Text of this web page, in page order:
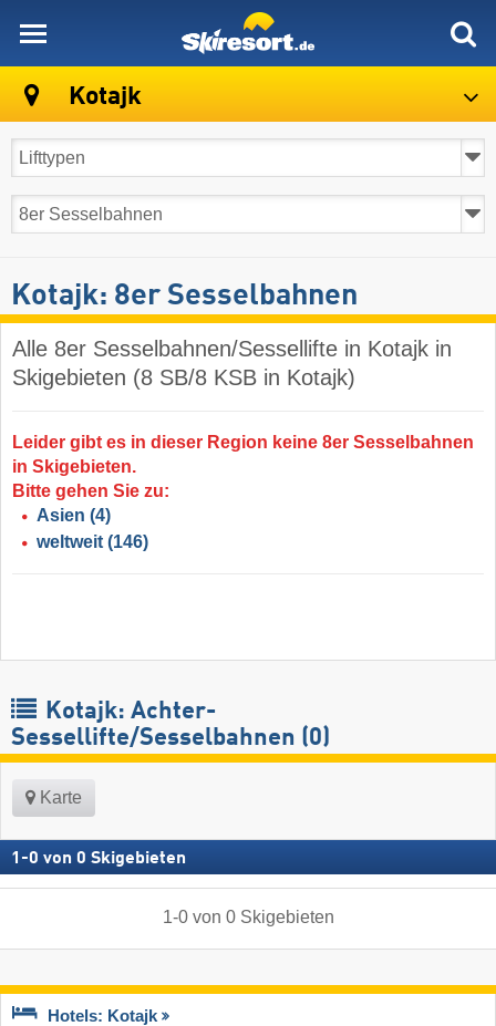
Kotajk
Kotajk: 8er Sesselbahnen
Alle 8er Sesselbahnen/Sessellifte in Kotajk in
Skigebieten (8 SB/8 KSB in Kotajk)
Leider gibt es in dieser Region keine 8er Sesselbahnen
in Skigebieten.
Bitte gehen Sie zu:
Asien (4)
weltweit (146)
Kotajk: Achter-
Sessellifte/Sesselbahnen (0)
Karte
1 -0 von 0 Skigebieten
1-0von 0 Skigebieten
Hotels: Kotajk